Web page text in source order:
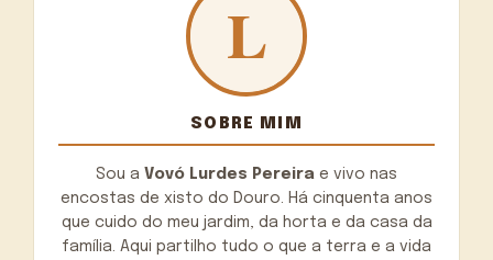
SOBRE MIM
Sou a Vovó Lurdes Pereira e vivo nas
encostas de xisto do Douro. Há cinquenta anos
que cuido do meu jardim, da horta e da casa da
família. Aqui partilho tudo o que a terra e a vida